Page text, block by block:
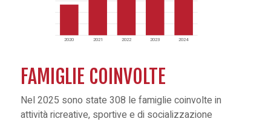
2020 2021 2022 2023 2024
FAMIGLIE COINVOLTE
Nel 2025 sono state 308 le famiglie coinvolte in
attività ricreative, sportive e di socializzazione